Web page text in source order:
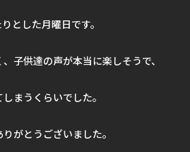
とした月曜日です。
子供達の声が本当に楽しそうで、
まうくらいでした。
がとうございました。